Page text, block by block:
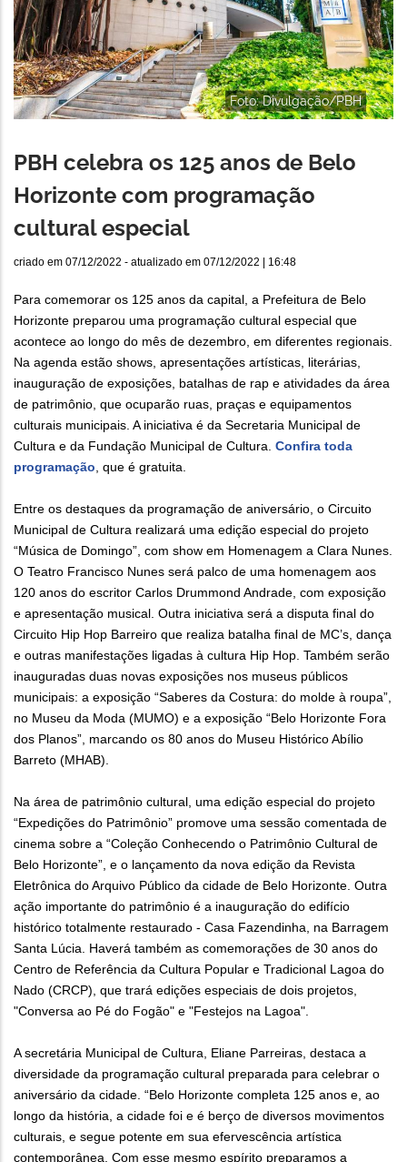
Foto: Divulgação/PBH
PBH celebra os 125 anos de Belo
Horizonte com programação
cultural especial
criado em 07/12/2022 - atualizado em 07/12/2022 | 16:48
Para comemorar os 125 anos da capital, a Prefeitura de Belo
Horizonte preparou uma programação cultural especial que
acontece ao longo do mês de dezembro, em diferentes regionais.
Na agenda estão shows, apresentações artísticas, literárias,
inauguração de exposições, batalhas de rap e atividades da área
de patrimônio, que ocuparão ruas, praças e equipamentos
culturais municipais. A iniciativa é da Secretaria Municipal de
Cultura e da Fundação Municipal de Cultura. Confira toda
programação, que é gratuita.
Entre os destaques da programação de aniversário, o Circuito
Municipal de Cultura realizará uma edição especial do projeto
“Música de Domingo”, com show em Homenagem a Clara Nunes.
O Teatro Francisco Nunes será palco de uma homenagem aos
120 anos do escritor Carlos Drummond Andrade, com exposição
e apresentação musical. Outra iniciativa será a disputa final do
Circuito Hip Hop Barreiro que realiza batalha final de MC’s, dança
e outras manifestações ligadas à cultura Hip Hop. Também serão
inauguradas duas novas exposições nos museus públicos
municipais: a exposição “Saberes da Costura: do molde à roupa”,
no Museu da Moda (MUMO) e a exposição “Belo Horizonte Fora
dos Planos”, marcando os 80 anos do Museu Histórico Abílio
Barreto (MHAB).
Na área de patrimônio cultural, uma edição especial do projeto
“Expedições do Patrimônio” promove uma sessão comentada de
cinema sobre a “Coleção Conhecendo o Patrimônio Cultural de
Belo Horizonte”, e o lançamento da nova edição da Revista
Eletrônica do Arquivo Público da cidade de Belo Horizonte. Outra
ação importante do patrimônio é a inauguração do edifício
histórico totalmente restaurado - Casa Fazendinha, na Barragem
Santa Lúcia. Haverá também as comemorações de 30 anos do
Centro de Referência da Cultura Popular e Tradicional Lagoa do
Nado (CRCP), que trará edições especiais de dois projetos,
"Conversa ao Pé do Fogão" e "Festejos na Lagoa".
A secretária Municipal de Cultura, Eliane Parreiras, destaca a
diversidade da programação cultural preparada para celebrar o
aniversário da cidade. “Belo Horizonte completa 125 anos e, ao
longo da história, a cidade foi e é berço de diversos movimentos
culturais, e segue potente em sua efervescência artística
contemporânea. Com esse mesmo espírito preparamos a